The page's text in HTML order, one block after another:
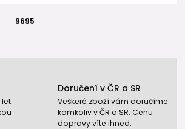
9695
let
Doručení v ČR a SR
Veškeré zboží vám doručíme
kamkoliv v ČR a SR. Cenu
dopravy víte ihned.